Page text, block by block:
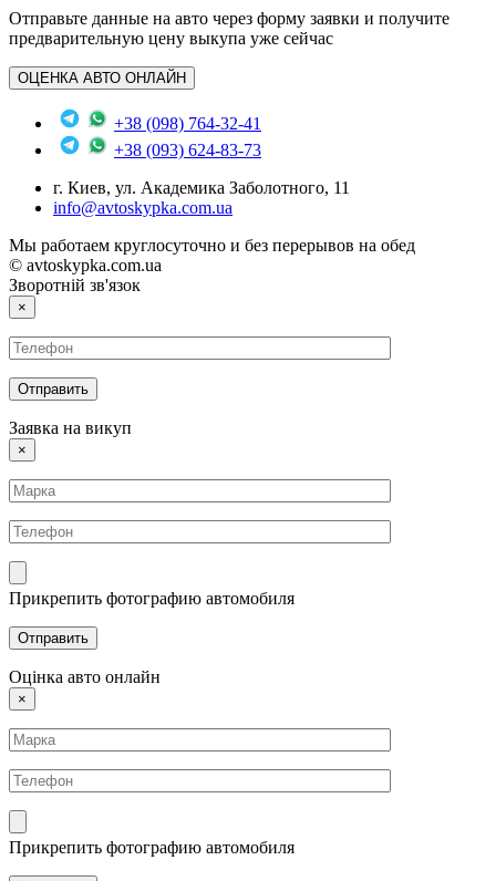
Отправьте данные на авто через форму заявки и получите
предварительную цену выкупа уже сейчас
ОЦЕНКА АВТО ОНЛАЙН
+38 (098) 764-32-41
+38 (093) 624-83-73
г. Киев, ул. Академика Заболотного, 11
info@avtoskypka.com.ua
Мы работаем круглосуточно и без перерывов на обед
© avtoskypka.com.ua
Зворотній зв'язок
×
Заявка на викуп
×
Прикрепить фотографию автомобиля
Оцінка авто онлайн
×
Прикрепить фотографию автомобиля